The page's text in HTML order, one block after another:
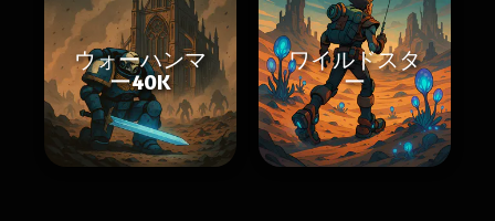
ウォーハンマ
ー40K
ワイルドスタ
ー